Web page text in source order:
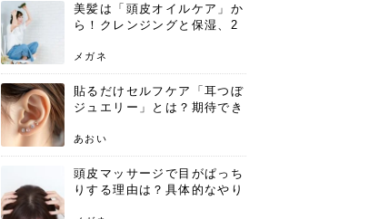
美髪は「頭皮オイルケア」か
ら！クレンジングと保湿、2
メガネ
貼るだけセルフケア「耳つぼ
ジュエリー」とは？期待でき
あおい
頭皮マッサージで目がぱっち
りする理由は？具体的なやり